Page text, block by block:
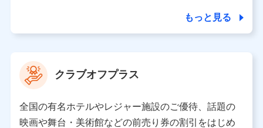
当社は利用目的の達成に必要な範囲内において個人情報
の取り扱いの全部または一部を委託する場合がありま
す。
個人データの共同利用
もっと見る
クラブオフプラス
全国の有名ホテルやレジャー施設のご優待、話題の
映画や舞台・美術館などの前売り券の割引をはじめ